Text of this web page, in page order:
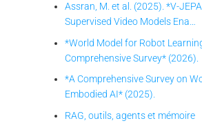
Assran, M. et al. (2025). *V-
Supervised Video Models Ena…
*World Model for Robot
Comprehensive Survey* (2026).
*A Comprehensive Survey on
Embodied AI* (2025).
RAG, outils, agents et mémoire